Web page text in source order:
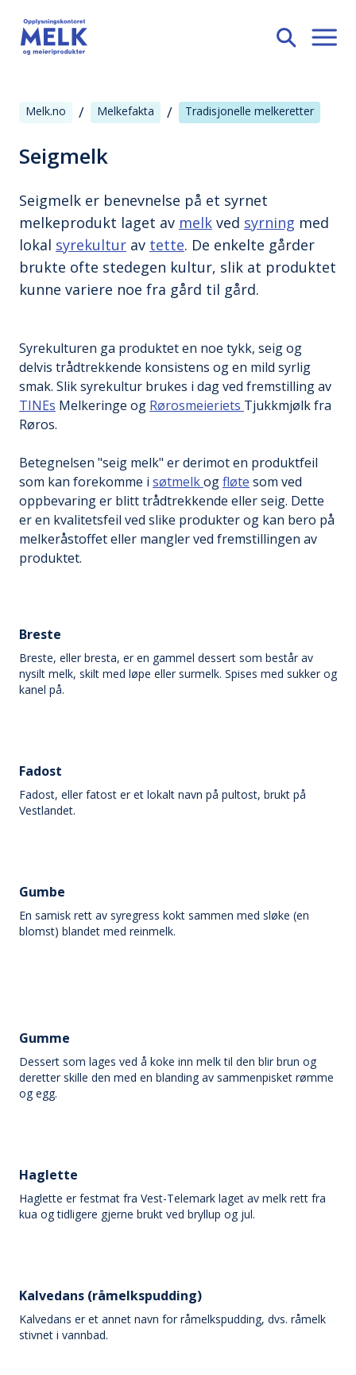
Melk.no / Melkefakta / Tradisjonelle melkeretter
Seigmelk
Seigmelk er benevnelse på et syrnet
melkeprodukt laget av melk ved syrning med
lokal syrekultur av tette. De enkelte gårder
brukte ofte stedegen kultur, slik at produktet
kunne variere noe fra gård til gård.
Syrekulturen ga produktet en noe tykk, seig og
delvis trådtrekkende konsistens og en mild syrlig
smak. Slik syrekultur brukes i dag ved fremstilling av
TINEs Melkeringe og Rørosmeieriets Tjukkmjølk fra
Røros.
Betegnelsen "seig melk" er derimot en produktfeil
som kan forekomme i søtmelkogfløte som ved
oppbevaring er blitt trådtrekkende eller seig. Dette
er en kvalitetsfeil ved slike produkter og kan bero på
melkeråstoffet eller mangler ved fremstillingen av
produktet.
Breste
Breste, eller bresta, er en gammel dessert som består av
nysilt melk, skilt med løpe eller surmelk. Spises med sukker og
kanel på.
Fadost
Fadost, eller fatost er et lokalt navn på pultost, brukt på
Vestlandet.
Gumbe
En samisk rett av syregress kokt sammen med sløke (en
blomst) blandet med reinmelk.
Gumme
Dessert som lages ved å koke inn melk til den blir brun og
deretter skille den med en blanding av sammenpisket rømme
og egg.
Haglette
Haglette er festmat fra Vest-Telemark laget av melk rett fra
kua og tidligere gjerne brukt ved bryllup og jul.
Kalvedans (råmelkspudding)
Kalvedans er et annet navn for råmelkspudding, dvs. råmelk
stivnet i vannbad.